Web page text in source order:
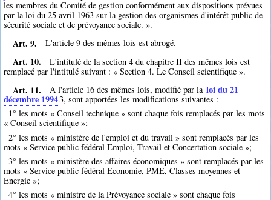
les membres du Comité de gestion conformément aux dispositions prévues
par la loi du 25 avril 1963 sur la gestion des organismes d'intérêt public de
sécurité sociale et de prévoyance sociale. ».
Art. 9. L'article 9 des mêmes lois est abrogé.
Art. 10.
L'intitulé de la section 4 du chapitre II des mêmes lois est
remplacé par l'intitulé suivant : « Section 4. Le Conseil scientifique ».
Art. 11. A l'article 16 des mêmes lois, modifié par la loi du 21
décembre 19943, sont apportées les modifications suivantes :
1° les mots « Conseil technique » sont chaque fois remplacés par les mots
« Conseil scientifique »;
2° les mots « ministère de l'emploi et du travail » sont remplacés par les
mots « Service public fédéral Emploi, Travail et Concertation sociale »;
3° les mots « ministère des affaires économiques » sont remplacés par les
mots « Service public fédéral Economie, PME, Classes moyennes et
Energie »;
4° les mots « ministre de la Prévoyance sociale » sont chaque fois